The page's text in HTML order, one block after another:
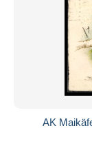
Méthodes
AK